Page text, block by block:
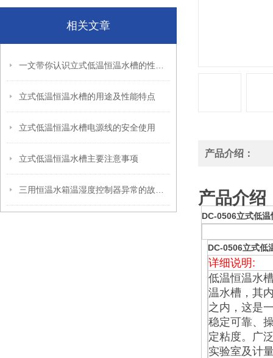
相关文章
立式低温恒温水槽的用途及性能特点
立式低温恒温水槽电源线的安全使用
立式低温恒温水槽主要注意事项 产品介绍：
产品介绍
DC-0506立式低温
DC-0506立式低
详细说明:
低温恒温水
温水槽，其
之内，这是
稳定可靠、
定粘度。广
实验室及计